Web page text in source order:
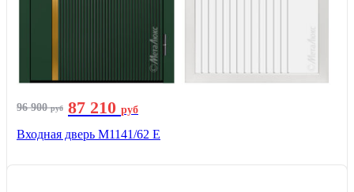
96 900руб 87 210 руб
Входная дверь М1141/62 Е